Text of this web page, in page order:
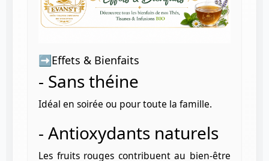
➡️Effets & Bienfaits
- Sans théine
Idéal en soirée ou pour toute la famille.
- Antioxydants naturels
Les fruits rouges contribuent au bien-être